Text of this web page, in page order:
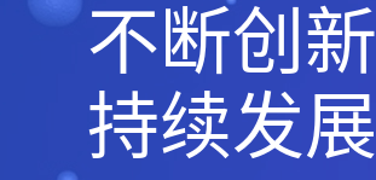
不断创新
持续发展